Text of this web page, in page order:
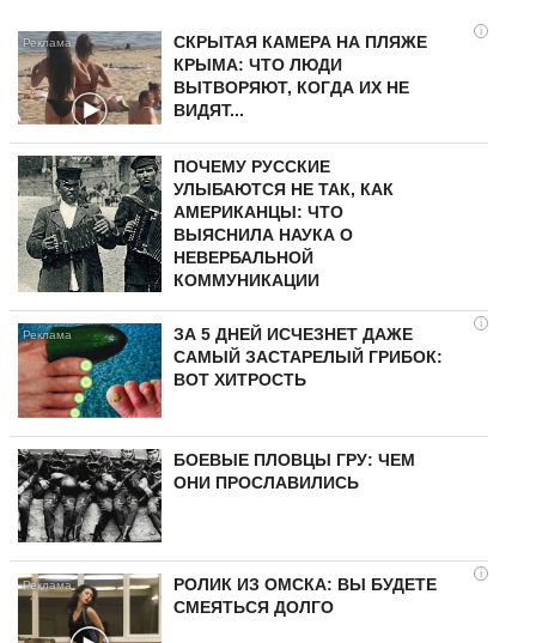
i
СКРЫТАЯ КАМЕРА НА ПЛЯЖЕ
КРЫМА: ЧТО ЛЮДИ
ВЫТВОРЯЮТ, КОГДА ИХ НЕ
ВИДЯТ...
ПОЧЕМУ РУССКИЕ
УЛЫБАЮТСЯ НЕ ТАК, КАК
АМЕРИКАНЦЫ: ЧТО
ВЫЯСНИЛА НАУКА О
НЕВЕРБАЛЬНОЙ
КОММУНИКАЦИИ
i
ЗА 5 ДНЕЙ ИСЧЕЗНЕТ ДАЖЕ
САМЫЙ ЗАСТАРЕЛЫЙ ГРИБОК:
ВОТ ХИТРОСТЬ
БОЕВЫЕ ПЛОВЦЫ ГРУ: ЧЕМ
ОНИ ПРОСЛАВИЛИСЬ
i
РОЛИК ИЗ ОМСКА: ВЫ БУДЕТЕ
СМЕЯТЬСЯ ДОЛГО